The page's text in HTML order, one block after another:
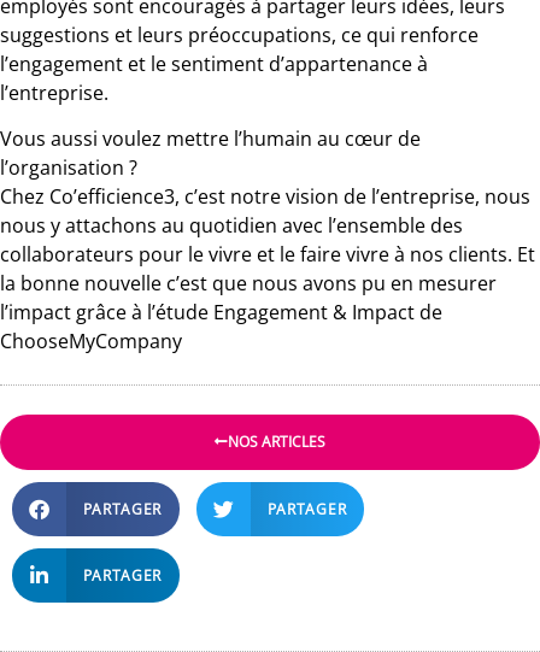
employés sont encouragés à partager leurs idées, leurs
suggestions et leurs préoccupations, ce qui renforce
l’engagement et le sentiment d’appartenance à
l’entreprise.
Vous aussi voulez mettre l’humain au cœur de
l’organisation ?
Chez Co’efficience3, c’est notre vision de l’entreprise, nous
nous y attachons au quotidien avec l’ensemble des
collaborateurs pour le vivre et le faire vivre à nos clients. Et
la bonne nouvelle c’est que nous avons pu en mesurer
l’impact grâce à l’étude Engagement & Impact de
ChooseMyCompany
NOS ARTICLES
PARTAGER PARTAGER
PARTAGER